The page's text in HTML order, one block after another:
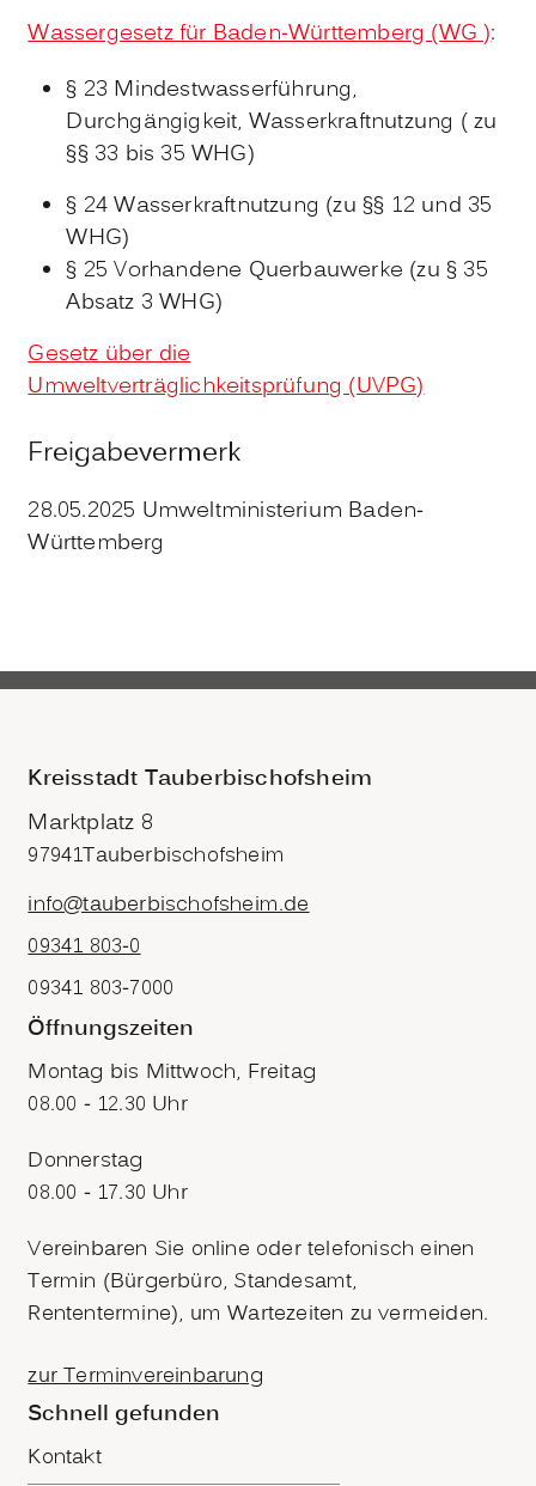
Wassergesetz für Baden-Württemberg (WG ):
§ 23 Mindestwasserführung,
Durchgängigkeit, Wasserkraftnutzung ( zu
§§ 33 bis 35 WHG)
§ 24 Wasserkraftnutzung (zu §§ 12 und 35
WHG)
§ 25 Vorhandene Querbauwerke (zu § 35
Absatz 3 WHG)
Gesetz über die
Umweltverträglichkeitsprüfung (UVPG)
Freigabevermerk
28.05.2025 Umweltministerium Baden-
Württemberg
Kreisstadt Tauberbischofsheim
Marktplatz 8
97941Tauberbischofsheim
info@tauberbischofsheim.de
09341 803-0
09341 803-7000
Öffnungszeiten
Montag bis Mittwoch, Freitag
08.00 - 12.30 Uhr
Donnerstag
08.00 - 17.30 Uhr
Vereinbaren Sie online oder telefonisch einen
Termin (Bürgerbüro, Standesamt,
Rententermine), um Wartezeiten zu vermeiden.
zur Terminvereinbarung
Schnell gefunden
Kontakt